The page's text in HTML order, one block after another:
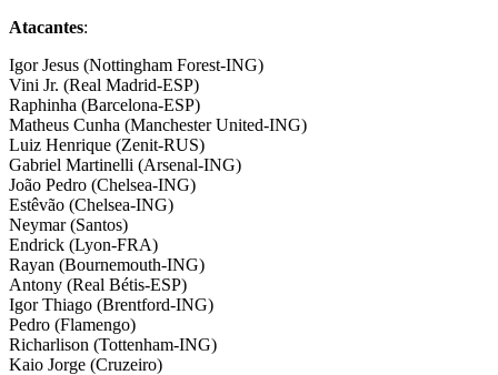
Atacantes:
Igor Jesus (Nottingham Forest-ING)
Vini Jr. (Real Madrid-ESP)
Raphinha (Barcelona-ESP)
Matheus Cunha (Manchester United-ING)
Luiz Henrique (Zenit-RUS)
Gabriel Martinelli (Arsenal-ING)
João Pedro (Chelsea-ING)
Estêvão (Chelsea-ING)
Neymar (Santos)
Endrick (Lyon-FRA)
Rayan (Bournemouth-ING)
Antony (Real Bétis-ESP)
Igor Thiago (Brentford-ING)
Pedro (Flamengo)
Richarlison (Tottenham-ING)
Kaio Jorge (Cruzeiro)